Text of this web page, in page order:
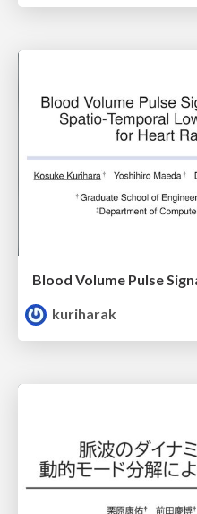
kuriharak